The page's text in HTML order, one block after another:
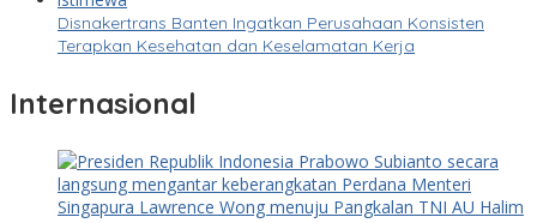
Disnakertrans Banten Ingatkan Perusahaan Konsisten
Terapkan Kesehatan dan Keselamatan Kerja
Internasional